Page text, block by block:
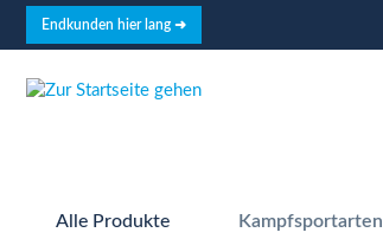
Zur Hauptnavigation springen
Endkunden hier lang ➜
Alle Produkte Kampfsportarten